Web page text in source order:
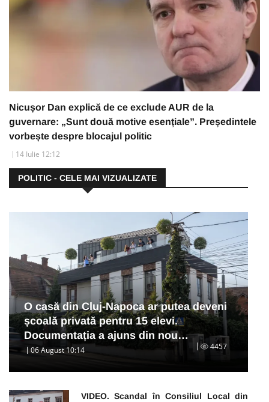
Nicușor Dan explică de ce exclude AUR de la
guvernare: „Sunt două motive esențiale”. Președintele
vorbește despre blocajul politic
14 Iulie 12:12
POLITIC - CELE MAI VIZUALIZATE
O casă din Cluj-Napoca ar putea deveni
școală privată pentru 15 elevi.
Documentația a ajuns din nou…
06 August 10:14 4457
VIDEO. Scandal în Consiliul Local din